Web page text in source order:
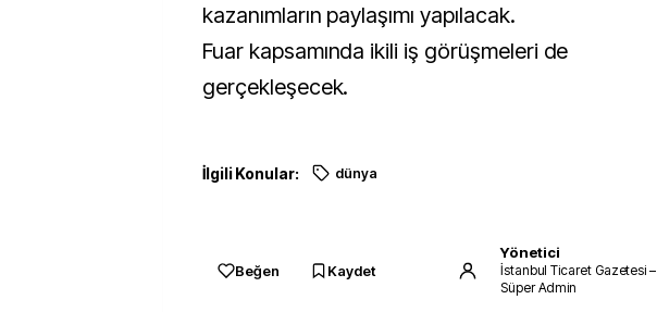
kazanımların paylaşımı yapılacak.
Fuar kapsamında ikili iş görüşmeleri de
gerçekleşecek.
İlgili Konular: dünya
Beğen Kaydet
Yönetici
İstanbul Ticaret Gazetesi –
Süper Admin